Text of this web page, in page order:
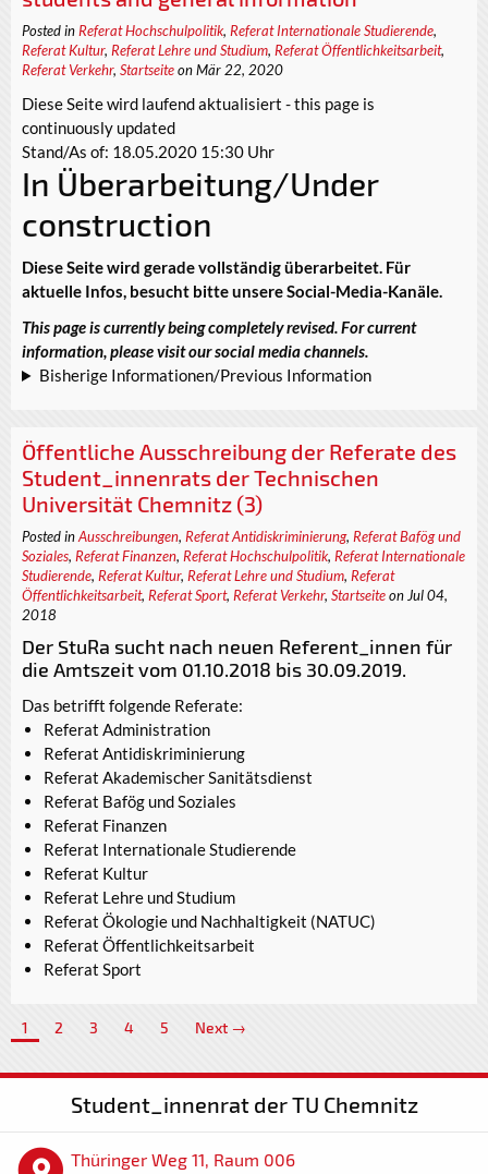
Posted in Referat Hochschulpolitik, Referat Internationale Studierende,
Referat Kultur, Referat Lehre und Studium, Referat Öffentlichkeitsarbeit,
Referat Verkehr, Startseiteon Mär 22, 2020
Diese Seite wird laufend aktualisiert - this page is
continuously updated
Stand/As of: 18.05.2020 15:30 Uhr
In Überarbeitung/Under
construction
Diese Seite wird gerade vollständig überarbeitet. Für
aktuelle Infos, besucht bitte unsere Social-Media-Kanäle.
This page is currently being completely revised. For current
information, please visit our social media channels.
Bisherige Informationen/Previous Information
Öffentliche Ausschreibung der Referate des
Student_innenrats der Technischen
Universität Chemnitz (3)
Posted inAusschreibungen, Referat Antidiskriminierung, Referat Bafög und
Soziales, Referat Finanzen, Referat Hochschulpolitik, Referat Internationale
Studierende, Referat Kultur, Referat Lehre und Studium, Referat
Öffentlichkeitsarbeit, Referat Sport, Referat Verkehr, Startseiteon Jul 04,
2018
Der StuRa sucht nach neuen Referent_innen für
die Amtszeit vom 01.10.2018 bis 30.09.2019.
Das betrifft folgende Referate:
Referat Administration
Referat Antidiskriminierung
Referat Akademischer Sanitätsdienst
Referat Bafög und Soziales
Referat Finanzen
Referat Internationale Studierende
Referat Kultur
Referat Lehre und Studium
Referat Ökologie und Nachhaltigkeit (NATUC)
Referat Öffentlichkeitsarbeit
Referat Sport
1 2 3 4 5 Next →
Student_innenrat der TU Chemnitz
Thüringer Weg 11, Raum 006